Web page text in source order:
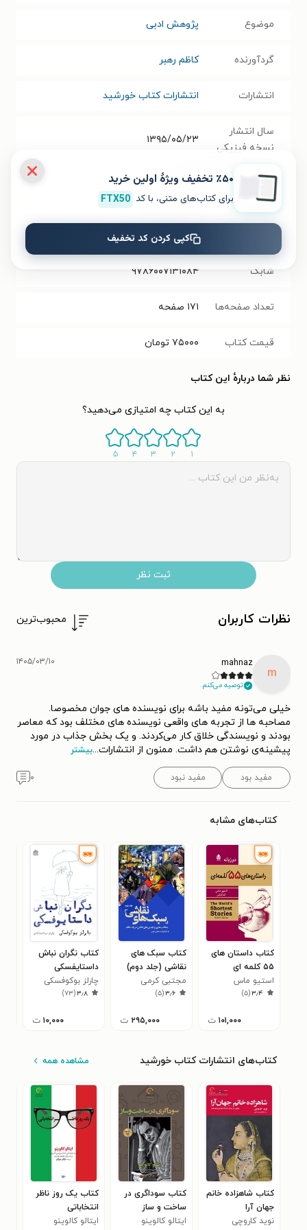
موضوع پژوهش ادبی
گردآورنده کاظم رهبر
انتشارات انتشارات کتاب خورشید
سال انتشار
نسخه فیزیکی
۱۳۹۵/۰۵/۲۳
فرمت کتاب PDF
شابک ۹۷۸۶۰۰۷۱۳۱۰۸۴
تعداد صفحه‌ها ۱۷۱ صفحه
قیمت کتاب ۷۵۰۰۰ تومان
نظر شما دربارهٔ این کتاب
به این کتاب چه امتیازی می‌دهید؟
۱ ۲ ۳ ۴ ۵
ثبت نظر
نظرات کاربران محبوب‌ترین
m
mahnaz
توصیه می‌کنم.
۱۴۰۵/۰۳/۱۰
خیلی می‌تونه مفید باشه برای نویسنده های جوان مخصوصا.
مصاحبه ها از تجربه های واقعی نویسنده های مختلف بود که معاصر
بودند و نویسندگی خلاق کار می‌کردند. و یک بخش جذاب در مورد
پیشینه‌ی نوشتن هم داشت. ممنون از انتشارات...بیشتر
مفید بود مفید نبود ۰
کتاب‌های مشابه
کتاب داستان های
۵۵ کلمه ای
(دوزبانه)
استیو ماس
۳٫۴(۵)
۱۰۱,۰۰۰ ت
کتاب سبک های
نقاشی (جلد دوم)
مجتبی کرمی
۳٫۶(۵)
۲۹۵,۰۰۰ ت
کتاب نگران نباش
داستایفسکی
چارلز بوکوفسکی
۳٫۸(۷۳)
۱۰,۰۰۰ ت
کتاب‌های انتشارات کتاب خورشید مشاهده همه
کتاب شاهزاده‌ خانم
جهان‌ آرا
نوید کاروچی
کتاب سوداگری در
ساخت و ساز
ایتالو كالوينو
کتاب یک روز ناظر
انتخاباتی
ایتالو كالوينو
٪۵۰ تخفیف ویژۀ اولین خرید
برای کتاب‌های متنی، با کد FTX50
کپی کردن کد تخفیف